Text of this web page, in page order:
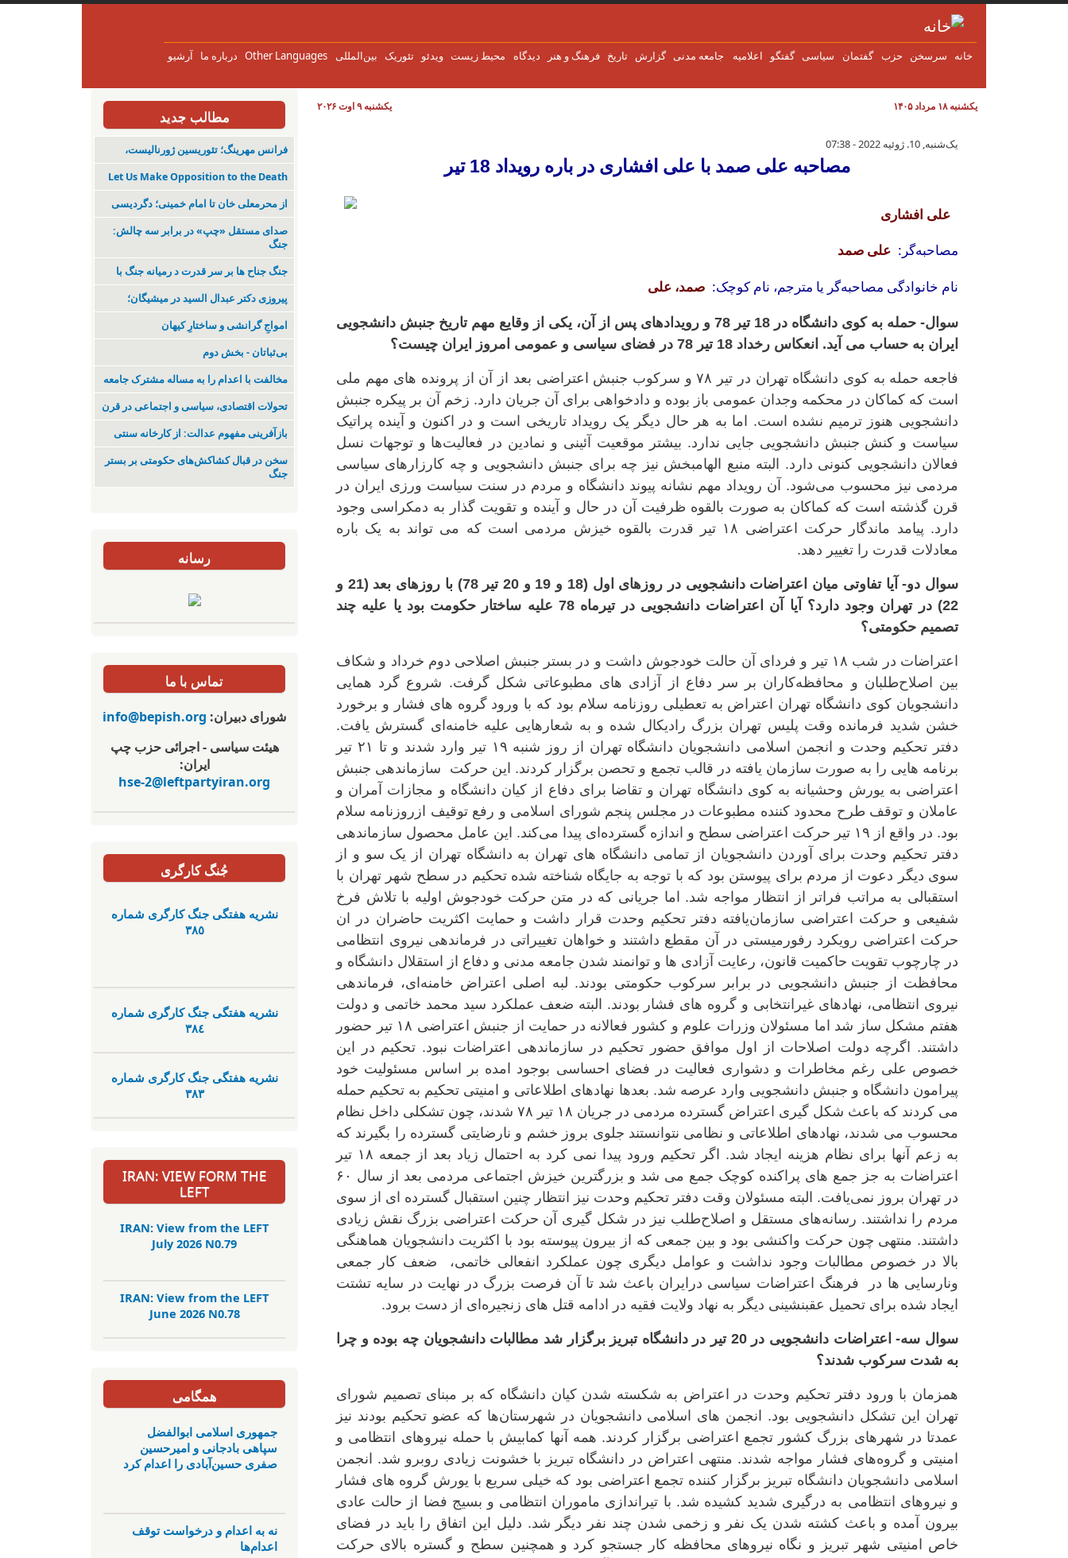
رفتن به محتوای اصلی
خانه سرسخن حزب گفتمان سياسی گفتگو اعلاميه جامعه مدنی گزارش تاریخ فرهنگ و هنر دیدگاه محیط زیست ویدئو تئوریک بین‌المللی Other Languages درباره ما آرشیو
یکشنبه ۹ اوت ۲۰۲۶ یکشنبه ۱۸ مرداد ۱۴۰۵
مصاحبه علی صمد با علی افشاری در باره رویداد 18 تیر
یک‌شنبه, 10. ژوئیه 2022 - 07:38
مصاحبه علی صمد با علی افشاری در باره رویداد 18 تیر
علی افشاری
مصاحبه‌گر: علی صمد
نام خانوادگی مصاحبه‌گر یا مترجم، نام کوچک: صمد، علی
سوال- حمله به کوی دانشگاه در 18 تیر 78 و رویدادهای پس از آن، یکی از وقایع مهم تاریخ جنبش دانشجویی
ایران به حساب می آید. انعکاس رخداد 18 تیر 78 در فضای سیاسی و عمومی امروز ایران چیست؟
فاجعه حمله به کوی دانشگاه تهران در تیر ۷۸ و سرکوب جنبش اعتراضی بعد از آن از پرونده های مهم ملی
است که کماکان در محکمه وجدان عمومی باز بوده و دادخواهی برای آن جریان دارد. زخم آن بر پیکره جنبش
دانشجویی هنوز ترمیم نشده است. اما به هر حال دیگر یک رویداد تاریخی است و در اکنون و آینده پراتیک
سیاست و کنش جنبش دانشجویی جایی ندارد. بیشتر موقعیت آئینی و نمادین در فعالیت‌ها و توجهات نسل
فعالان دانشجویی کنونی دارد. البته منبع الهامبخش نیز چه برای جنبش دانشجویی و چه کارزارهای سیاسی
مردمی نیز محسوب می‌شود. آن رویداد مهم نشانه پیوند دانشگاه و مردم در سنت سیاست ورزی ایران در
قرن گذشته است که کماکان به صورت بالقوه ظرفیت آن در حال و آینده و تقویت گذار به دمکراسی وجود
دارد. پیامد ماندگار حرکت اعتراضی ۱۸ تیر قدرت بالقوه خیزش مردمی است که می تواند به یک باره
معادلات قدرت را تغییر دهد.
سوال دو- آیا تفاوتی میان اعتراضات دانشجویی در روزهای اول (18 و 19 و 20 تیر 78) با روزهای بعد (21 و
22) در تهران وجود دارد؟ آیا آن اعتراضات دانشجویی در تیرماه 78 علیه ساختار حکومت بود یا علیه چند
تصمیم حکومتی؟
اعتراضات در شب ۱۸ تیر و فردای آن حالت خودجوش داشت و در بستر جنبش اصلاحی دوم خرداد و شکاف
بین اصلاح‌طلبان و محافظه‌کاران بر سر دفاع از آزادی های مطبوعاتی شکل گرفت. شروع گرد همایی
دانشجویان کوی دانشگاه تهران اعتراض به تعطیلی روزنامه سلام بود که با ورود گروه های فشار و برخورد
خشن شدید فرمانده وقت پلیس تهران بزرگ رادیکال شده و به شعارهایی علیه خامنه‌ای گسترش یافت.
دفتر تحکیم وحدت و انجمن اسلامی دانشجویان دانشگاه تهران از روز شنبه ۱۹ تیر وارد شدند و تا ۲۱ تیر
برنامه هایی را به صورت سازمان یافته در قالب تجمع و تحصن برگزار کردند. این حرکت سازماندهی جنبش
اعتراضی به یورش وحشیانه به کوی دانشگاه تهران و تقاضا برای دفاع از کیان دانشگاه و مجازات آمران و
عاملان و توقف طرح محدود کننده مطبوعات در مجلس پنجم شورای اسلامی و رفع توقیف ازروزنامه سلام
بود. در واقع از ۱۹ تیر حرکت اعتراضی سطح و اندازه گسترده‌ای پیدا می‌کند. این عامل محصول سازماندهی
دفتر تحکیم وحدت برای آوردن دانشجویان از تمامی دانشگاه های تهران به دانشگاه تهران از یک سو و از
سوی دیگر دعوت از مردم برای پیوستن بود که با توجه به جایگاه شناخته شده تحکیم در سطح شهر تهران با
استقبالی به مراتب فراتر از انتظار مواجه شد. اما جریانی که در متن حرکت خودجوش اولیه با تلاش فرخ
شفیعی و حرکت اعتراضی سازمان‌یافته دفتر تحکیم وحدت قرار داشت و حمایت اکثریت حاضران در ان
حرکت اعتراضی رویکرد رفورمیستی در آن مقطع داشتند و خواهان تغییراتی در فرماندهی نیروی انتظامی
در چارچوب تقویت حاکمیت قانون، رعایت آزادی ها و توانمند شدن جامعه مدنی و دفاع از استقلال دانشگاه و
محافظت از جنبش دانشجویی در برابر سرکوب حکومتی بودند. لبه اصلی اعتراض خامنه‌ای، فرماندهی
نیروی انتظامی، نهادهای غیرانتخابی و گروه های فشار بودند. البته ضعف عملکرد سید محمد خاتمی و دولت
هفتم مشکل ساز شد اما مسئولان وزرات علوم و کشور فعالانه در حمایت از جنبش اعتراضی ۱۸ تیر حضور
داشتند. اگرچه دولت اصلاحات از اول موافق حضور تحکیم در سازماندهی اعتراضات نبود. تحکیم در این
خصوص علی رغم مخاطرات و دشواری فعالیت در فضای احساسی بوجود امده بر اساس مسئولیت خود
پیرامون دانشگاه و جنبش دانشجویی وارد عرصه شد. بعدها نهادهای اطلاعاتی و امنیتی تحکیم به تحکیم حمله
می کردند که باعث شکل گیری اعتراض گسترده مردمی در جریان ۱۸ تیر ۷۸ شدند، چون تشکلی داخل نظام
محسوب می شدند، نهادهای اطلاعاتی و نظامی نتوانستند جلوی بروز خشم و نارضایتی گسترده را بگیرند که
به زعم آنها برای نظام هزینه ایجاد شد. اگر تحکیم ورود پیدا نمی کرد به احتمال زیاد بعد از جمعه ۱۸ تیر
اعتراضات به جز جمع های پراکنده کوچک جمع می شد و بزرگترین خیزش اجتماعی مردمی بعد از سال ۶۰
در تهران بروز نمی‌یافت. البته مسئولان وقت دفتر تحکیم وحدت نیز انتظار چنین استقبال گسترده ای از سوی
مردم را نداشتند. رسانه‌های مستقل و اصلاح‌طلب نیز در شکل گیری آن حرکت اعتراضی بزرگ نقش زیادی
داشتند. منتهی چون حرکت واکنشی بود و بین جمعی که از بیرون پیوسته بود با اکثریت دانشجویان هماهنگی
بالا در خصوص مطالبات وجود نداشت و عوامل دیگری چون عملکرد انفعالی خاتمی، ضعف کار جمعی
ونارسایی ها در فرهنگ اعتراضات سیاسی درایران باعث شد تا آن فرصت بزرگ در نهایت در سایه تشتت
ایجاد شده برای تحمیل عقبنشینی دیگر به نهاد ولایت فقیه در ادامه قتل های زنجیره‌ای از دست برود.
سوال سه- اعتراضات دانشجویی در 20 تیر در دانشگاه تبریز برگزار شد مطالبات دانشجویان چه بوده و چرا
به شدت سرکوب شدند؟
همزمان با ورود دفتر تحکیم وحدت در اعتراض به شکسته شدن کیان دانشگاه که بر مبنای تصمیم شورای
تهران این تشکل دانشجویی بود. انجمن های اسلامی دانشجویان در شهرستان‌ها که عضو تحکیم بودند نیز
عمدتا در شهرهای بزرگ کشور تجمع اعتراضی برگزار کردند. همه آنها کمابیش با حمله نیروهای انتظامی و
امنیتی و گروه‌های فشار مواجه شدند. منتهی اعتراض در دانشگاه تبریز با خشونت زیادی روبرو شد. انجمن
اسلامی دانشجویان دانشگاه تبریز برگزار کننده تجمع اعتراضی بود که خیلی سریع با یورش گروه های فشار
و نیروهای انتظامی به درگیری شدید کشیده شد. با تیراندازی ماموران انتظامی و بسیج فضا از حالت عادی
بیرون آمده و باعث کشته شدن یک نفر و زخمی شدن چند نفر دیگر شد. دلیل این اتفاق را باید در فضای
خاص امنیتی شهر تبریز و نگاه نیروهای محافظه کار جستجو کرد و همچنین سطح و گستره بالای حرکت
مطالب جدید
فرانس مهرینگ؛ تئوریسین ژورنالیست،
Let Us Make Opposition to the Death
از محرمعلی خان تا امام خمینی؛ دگردیسی
صدای مستقل «چپ» در برابر سه چالش:
جنگ
جنگ جناح ها بر سر قدرت د رمیانە جنگ با
پیروزی دکتر عبدال السید در میشیگان؛
‌امواجِ گرانشی و ساختارِ کیهان
بی‌ثباتان - بخش دوم
مخالفت با اعدام را به مساله مشترک جامعه
تحولات اقتصادی، سیاسی و اجتماعی در قرن
بازآفرینی مفهوم عدالت: از کارخانه سنتی
سخن در قبال کشاکش‌های حکومتی بر بستر
جنگ
رسانه
تماس با ما
شورای دبیران: info@bepish.org
هیئت سیاسی - اجرائی حزب چپ
ایران:
hse-2@leftpartyiran.org
جُنگ کارگری
نشریە هفتگی جنگ کارگری شمارە
٣٨٥
نشریە هفتگی جنگ کارگری شمارە
٣٨٤
نشریە هفتگی جنگ کارگری شمارە
٣٨٣
IRAN: VIEW FORM THE
LEFT
IRAN: View from the LEFT
July 2026 N0.79
IRAN: View from the LEFT
June 2026 N0.78
همگامی
جمهوری اسلامی ابوالفضل
سپاهی بادجانی و امیرحسین
صفری حسین‌آبادی را اعدام کرد
نه به اعدام و درخواست توقف
اعدام‌ها